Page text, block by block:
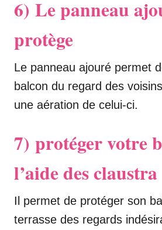
6) Le panneau
protège
Le panneau ajouré permet
balcon du regard des
une aération de celui-ci.
7) protéger votre
l’aide des claustra
Il permet de protéger son
terrasse des regards